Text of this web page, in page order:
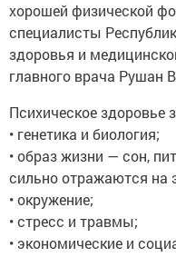
хорошей физической
специалисты
здоровья и
главного врача Рушан
Психическое здоровье
• генетика и биология;
• образ жизни — сон,
сильно отражаются на
• окружение;
• стресс и травмы;
• экономические и